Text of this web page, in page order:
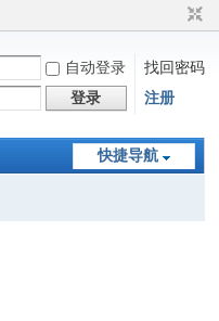
自动登录
找回密码
登录 注册
快捷导航